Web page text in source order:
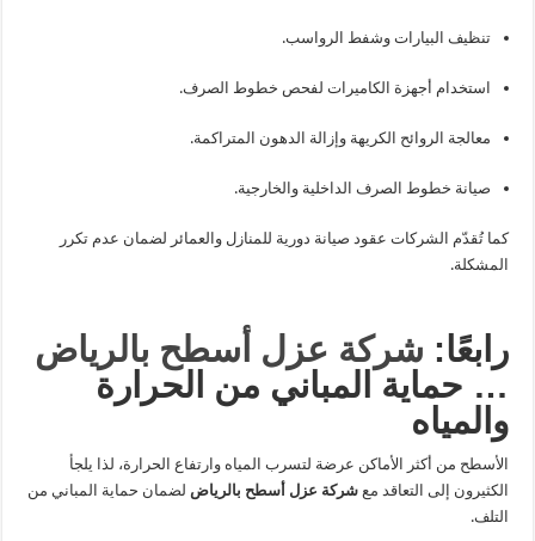
تنظيف البيارات وشفط الرواسب.
استخدام أجهزة الكاميرات لفحص خطوط الصرف.
معالجة الروائح الكريهة وإزالة الدهون المتراكمة.
صيانة خطوط الصرف الداخلية والخارجية.
كما تُقدّم الشركات عقود صيانة دورية للمنازل والعمائر لضمان عدم تكرر
المشكلة.
رابعًا: شركة عزل أسطح بالرياض
… حماية المباني من الحرارة
والمياه
الأسطح من أكثر الأماكن عرضة لتسرب المياه وارتفاع الحرارة، لذا يلجأ
الكثيرون إلى التعاقد معشركة عزل أسطح بالرياض لضمان حماية المباني من
التلف.